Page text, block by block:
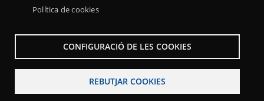
Política de cookies
CONFIGURACIÓ DE LES COOKIES
REBUTJAR COOKIES